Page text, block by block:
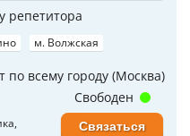
репетитора
м. Волжская
по всему городу (Москва)
Свободен
Связаться